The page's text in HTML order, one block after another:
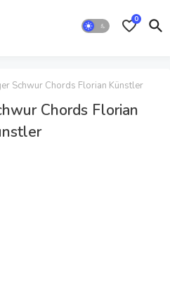
0
Schwur Chords Florian Künstler
Chords Florian